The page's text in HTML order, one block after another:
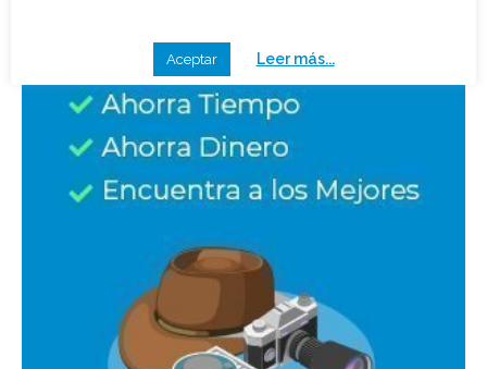
cookies en nuestro sitio web para personalizar contenido
y publicidad, proporcionar funcionalidades a las redes
sociales, o analizar nuestro tráfico.
Haciendo clic consientes el uso de esta tecnología en
nuestra web. Si continuas navegando, consideramos que
aceptas su uso.
Aceptar Leer más...